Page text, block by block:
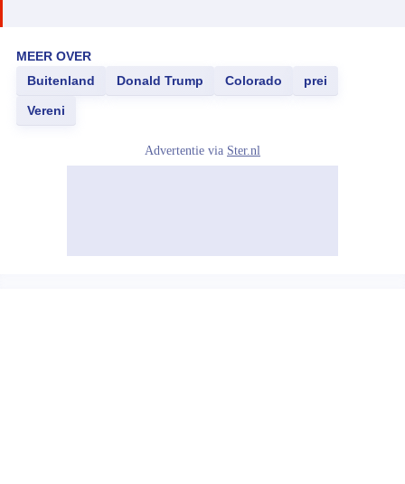
MEER OVER
Buitenland
Donald Trump Colorado prei
Vereni
Advertentie via Ster.nl